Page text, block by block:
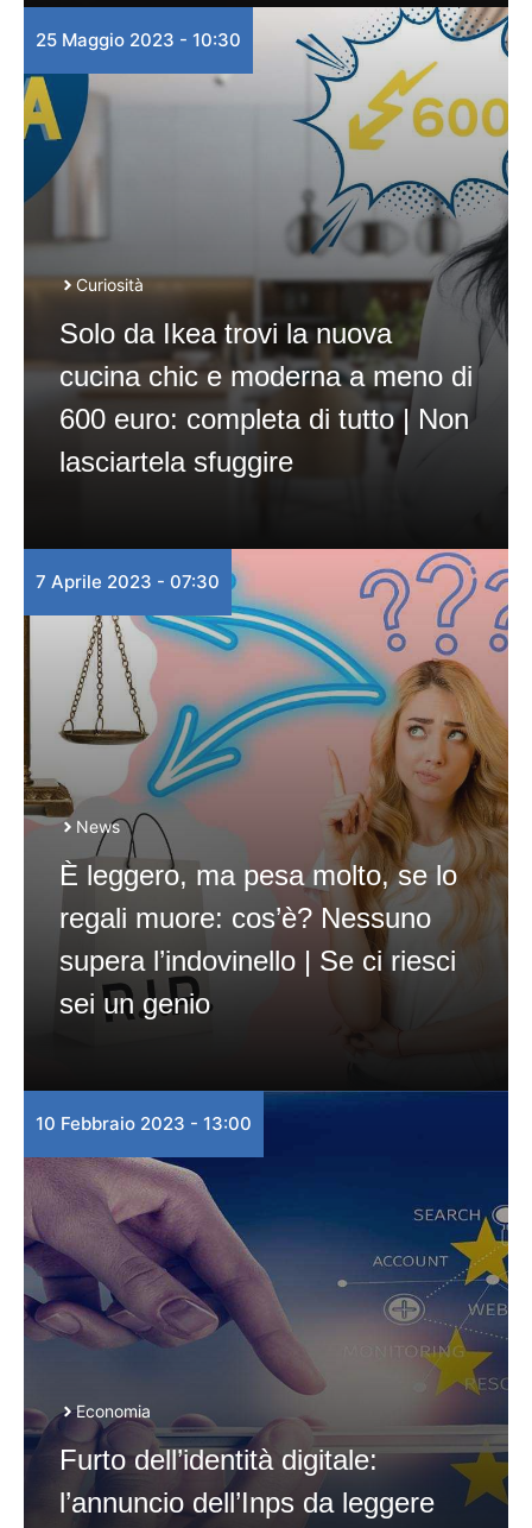
25 Maggio 2023 - 10:30
Curiosità
Solo da Ikea trovi la nuova
cucina chic e moderna a meno di
600 euro: completa di tutto | Non
lasciartela sfuggire
7 Aprile 2023 - 07:30
News
È leggero, ma pesa molto, se lo
regali muore: cos’è? Nessuno
supera l’indovinello | Se ci riesci
sei un genio
10 Febbraio 2023 - 13:00
Economia
Furto dell’identità digitale:
l’annuncio dell’Inps da leggere